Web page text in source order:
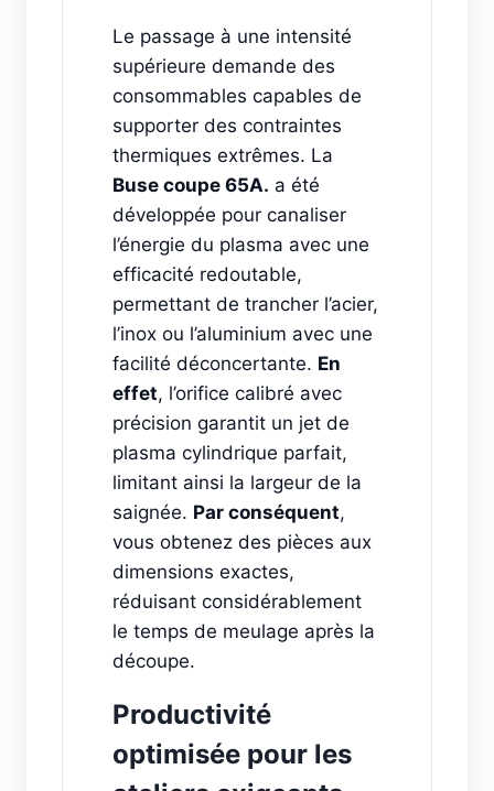
Le passage à une intensité
supérieure demande des
consommables capables de
supporter des contraintes
thermiques extrêmes. La
Buse coupe 65A. a été
développée pour canaliser
l’énergie du plasma avec une
efficacité redoutable,
permettant de trancher l’acier,
l’inox ou l’aluminium avec une
facilité déconcertante. En
effet, l’orifice calibré avec
précision garantit un jet de
plasma cylindrique parfait,
limitant ainsi la largeur de la
saignée. Par conséquent,
vous obtenez des pièces aux
dimensions exactes,
réduisant considérablement
le temps de meulage après la
découpe.
Productivité
optimisée pour les